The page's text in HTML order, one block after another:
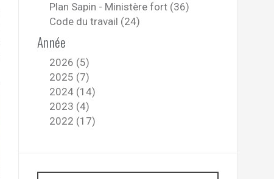
Plan Sapin - Ministère fort (36)
Code du travail (24)
Année
2026 (5)
2025 (7)
2024 (14)
2023 (4)
2022 (17)